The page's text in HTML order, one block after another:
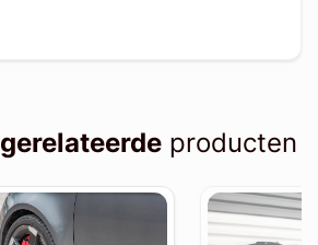
gerelateerdeproducten